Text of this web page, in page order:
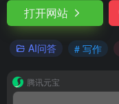
打开网站
AI问答 # 写作
腾讯元宝